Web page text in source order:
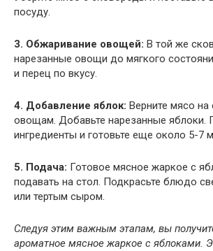
посуду.
3. Обжаривание овощей: В той же
нарезанные овощи до мягкого
и перец по вкусу.
4. Добавление яблок: Верните мясо на
овощам. Добавьте нарезанные яблоки.
ингредиенты и готовьте еще около 5-7
5. Подача: Готовое мясное жаркое с
подавать на стол. Подкрасьте блюдо
или тертым сыром.
Следуя этим важным этапам, вы
ароматное мясное жаркое с яблоками.